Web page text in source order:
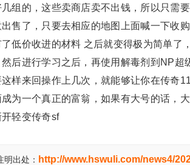
组的，这些卖商店卖不出钱，所以只需
售了，只要去相应的地图上面喊一下收
低价收进的材料 之后就变得极为简单了
后进行学习之后，再使用解毒剂到NP超
样来回操作上几次，就能够让你在传奇
为一个真正的富翁，如果有大号的话，
轻变传奇sf
明出处： http://www.hswuli.com/news4/